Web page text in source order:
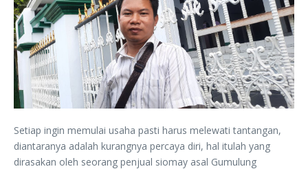
Setiap ingin memulai usaha pasti harus melewati tantangan,
diantaranya adalah kurangnya percaya diri, hal itulah yang
dirasakan oleh seorang penjual siomay asal Gumulung